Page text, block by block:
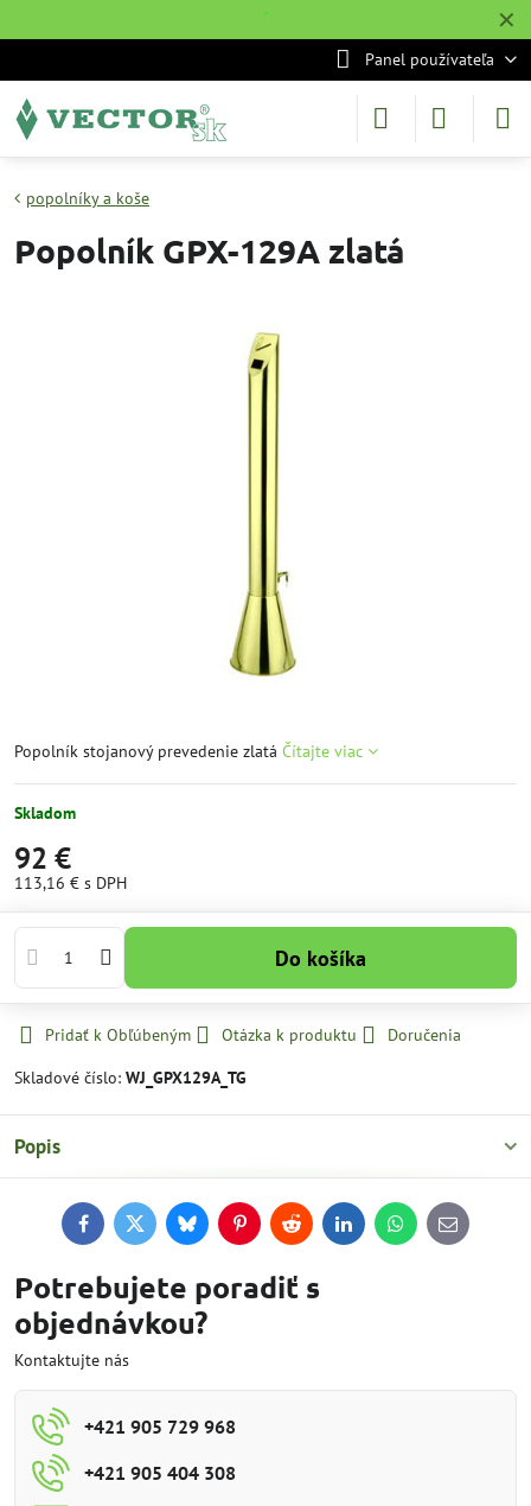
✕
˙
Panel používateľa
popolníky a koše
Popolník GPX-129A zlatá
Popolník stojanový prevedenie zlatá Čítajte viac
Skladom
92 €
113,16 € s DPH
Do košíka
Pridať k Obľúbeným Otázka k produktu
Doručenia
Skladové číslo: WJ_GPX129A_TG
Popis
FacebookTwitterBlueskyPinterestReddit LinkedInWhatsApp
E-
mail
Potrebujete poradiť s
objednávkou?
Kontaktujte nás
+421 905 729 968
+421 905 404 308